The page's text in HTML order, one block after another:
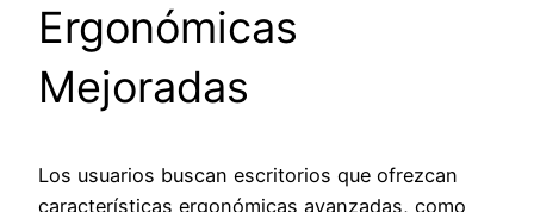
Ergonómicas
Mejoradas
Los usuarios buscan escritorios que ofrezcan
características ergonómicas avanzadas, como